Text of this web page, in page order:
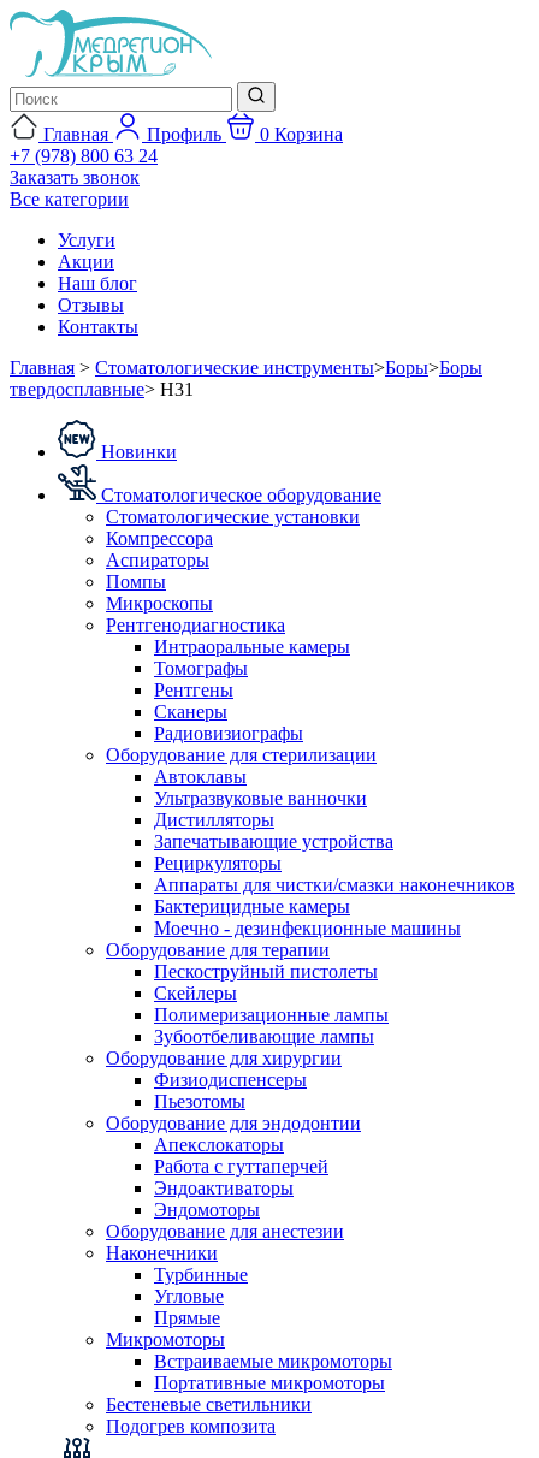
Главная Профиль 0 Корзина
+7 (978) 800 63 24
Заказать звонок
Все категории
Услуги
Акции
Наш блог
Отзывы
Контакты
Главная > Стоматологические инструменты>Боры>Боры
твердосплавные> H31
Новинки
Стоматологическое оборудование
Стоматологические установки
Компрессора
Аспираторы
Помпы
Микроскопы
Рентгенодиагностика
Интраоральные камеры
Томографы
Рентгены
Сканеры
Радиовизиографы
Оборудование для стерилизации
Автоклавы
Ультразвуковые ванночки
Дистилляторы
Запечатывающие устройства
Рециркуляторы
Аппараты для чистки/смазки наконечников
Бактерицидные камеры
Моечно - дезинфекционные машины
Оборудование для терапии
Пескоструйный пистолеты
Скейлеры
Полимеризационные лампы
Зубоотбеливающие лампы
Оборудование для хирургии
Физиодиспенсеры
Пьезотомы
Оборудование для эндодонтии
Апекслокаторы
Работа с гуттаперчей
Эндоактиваторы
Эндомоторы
Оборудование для анестезии
Наконечники
Турбинные
Угловые
Прямые
Микромоторы
Встраиваемые микромоторы
Портативные микромоторы
Бестеневые светильники
Подогрев композита